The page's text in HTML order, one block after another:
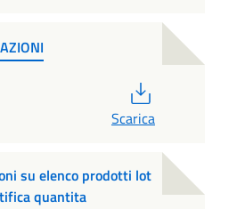
Scarica
su elenco prodotti lot
quantita